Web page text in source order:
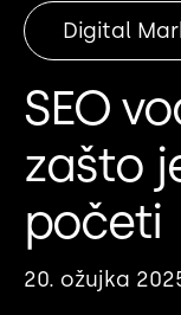
Digital
SEO
zašto
početi
20. ožujka